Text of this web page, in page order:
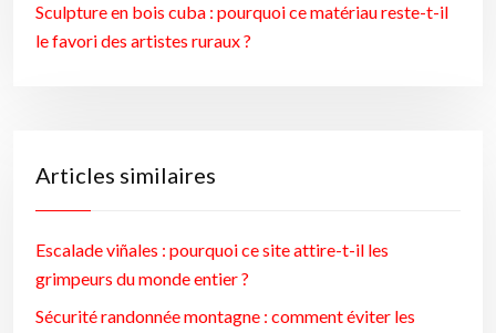
Sculpture en bois cuba : pourquoi ce matériau reste-t-il
le favori des artistes ruraux ?
Articles similaires
Escalade viñales : pourquoi ce site attire-t-il les
grimpeurs du monde entier ?
Sécurité randonnée montagne : comment éviter les